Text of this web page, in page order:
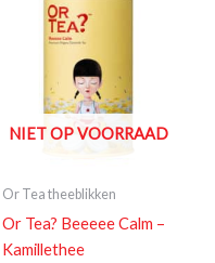
NIET OP VOORRAAD
Or Tea theeblikken
Or Tea? Beeeee Calm –
Kamillethee